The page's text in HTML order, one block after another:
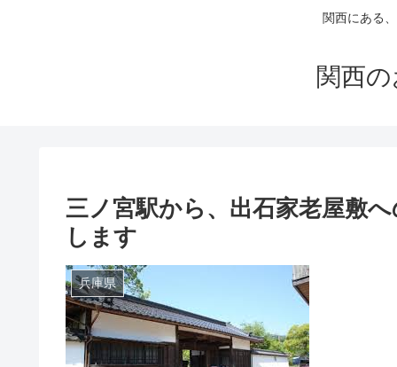
関西にある
関西
三ノ宮駅から、出石家老屋敷
します
兵庫県